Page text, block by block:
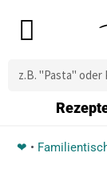
Main
Suche
❤ •